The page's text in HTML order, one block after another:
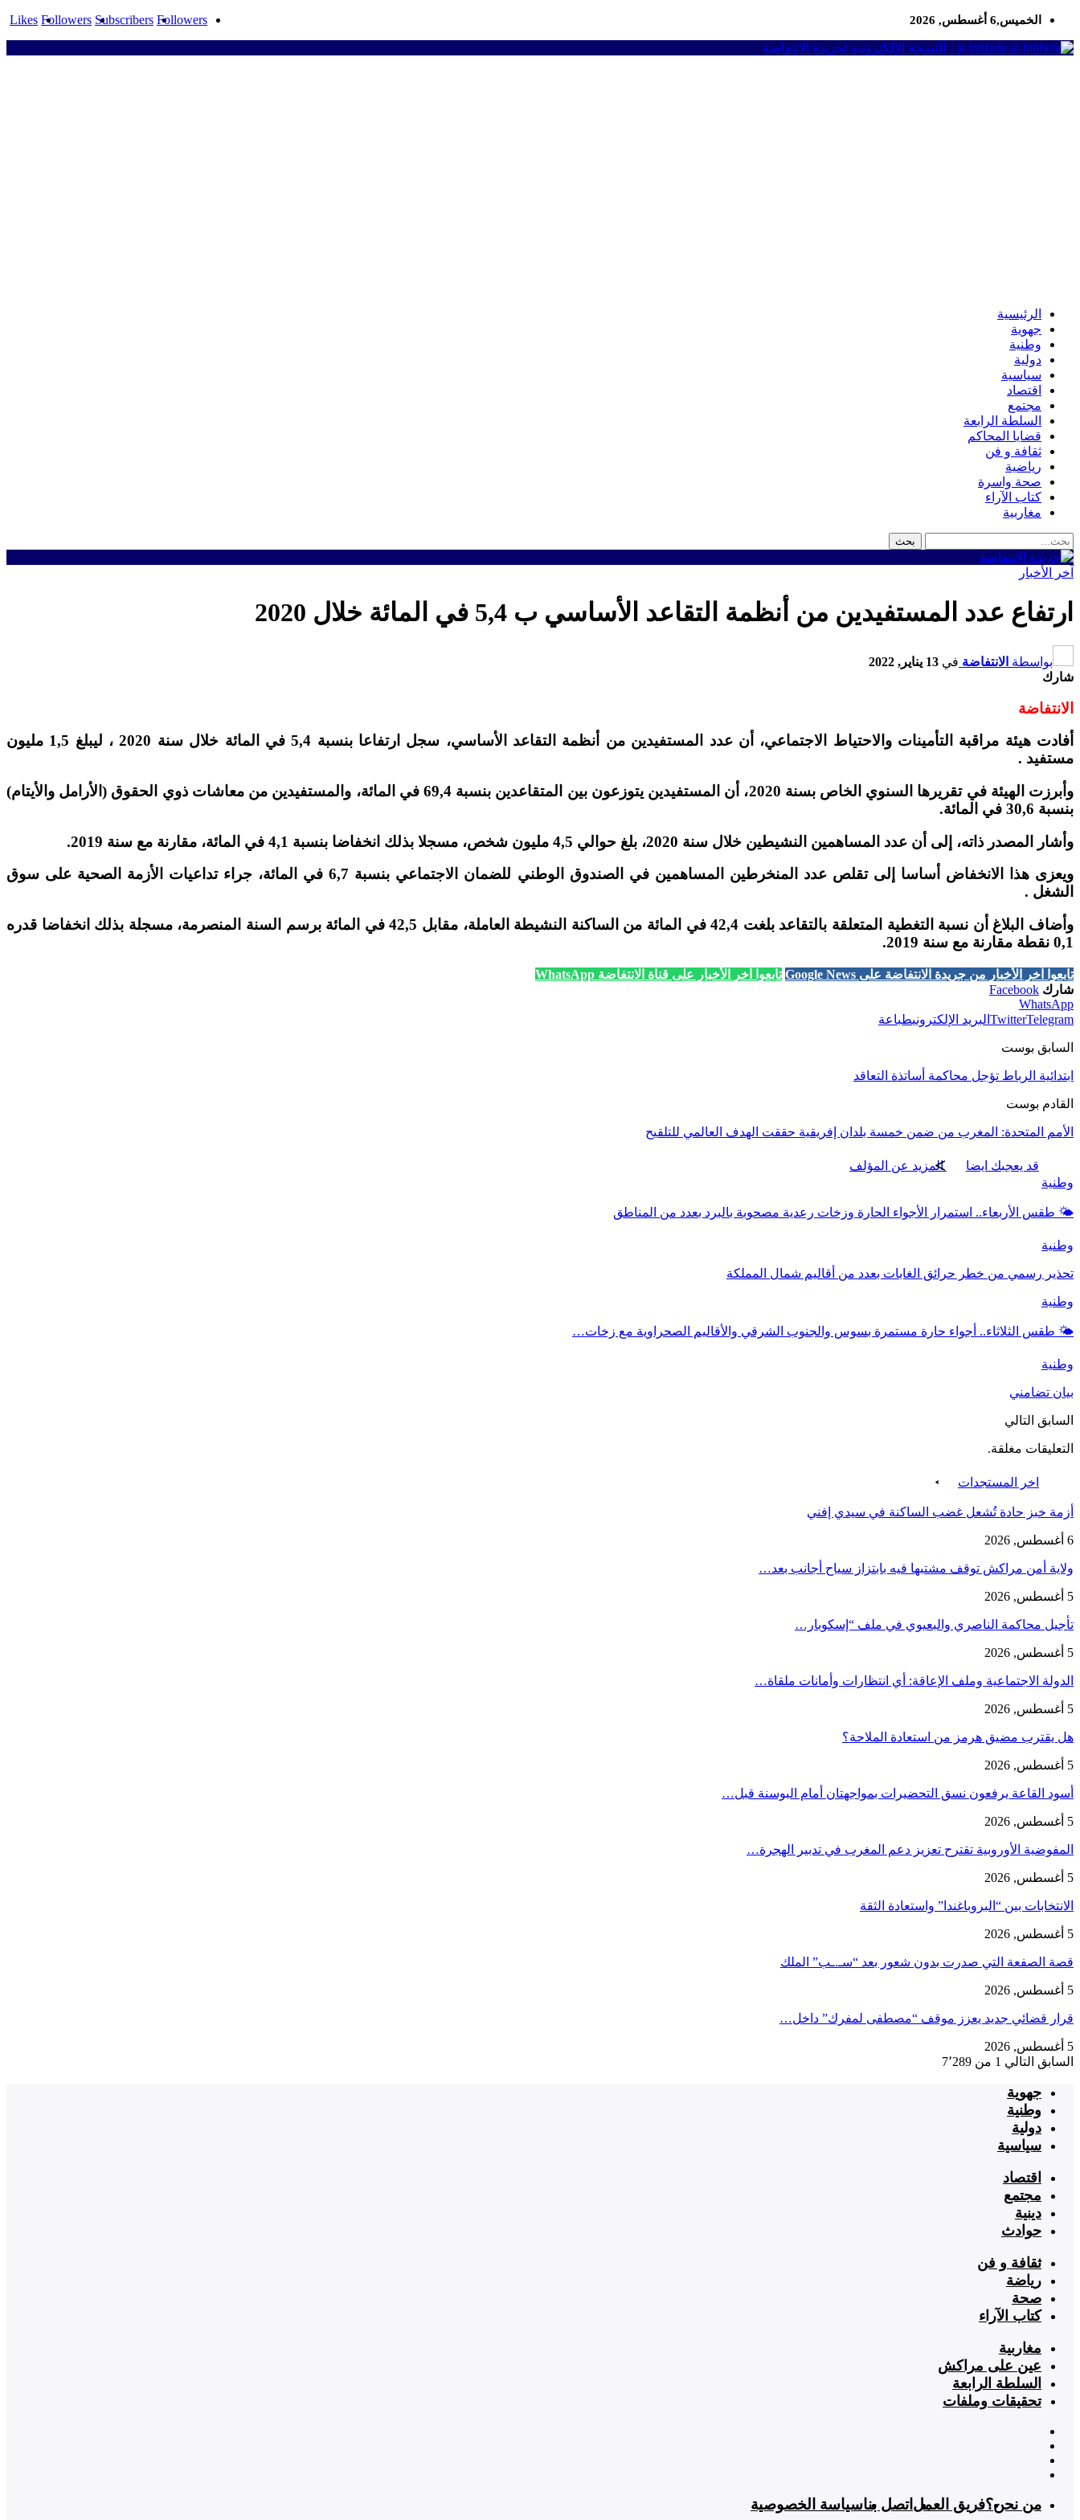
Likes Followers Subscribers Followers الخميس,6 أغسطس, 2026
al-intifada - النسخة الإلكترونية لجريدة الانتفاضة
الرئيسية
جهوية
وطنية
دولية
سياسية
اقتصاد
مجتمع
السلطة الرابعة
قضايا المحاكم
ثقافة و فن
رياضية
صحة واسرة
كتاب الآراء
مغاربية
آخر الأخبار
ارتفاع عدد المستفيدين من أنظمة التقاعد الأساسي ب 5,4 في المائة خلال 2020
بواسطة الانتفاضة في 13 يناير, 2022
شارك
الانتفاضة
أفادت هيئة مراقبة التأمينات والاحتياط الاجتماعي، أن عدد المستفيدين من أنظمة التقاعد الأساسي، سجل ارتفاعا بنسبة 5,4 في المائة خلال سنة 2020 ، ليبلغ 1,5 مليون
مستفيد .
وأبرزت الهيئة في تقريرها السنوي الخاص بسنة 2020، أن المستفيدين يتوزعون بين المتقاعدين بنسبة 69,4 في المائة، والمستفيدين من معاشات ذوي الحقوق (الأرامل والأيتام)
بنسبة 30,6 في المائة.
وأشار المصدر ذاته، إلى أن عدد المساهمين النشيطين خلال سنة 2020، بلغ حوالي 4,5 مليون شخص، مسجلا بذلك انخفاضا بنسبة 4,1 في المائة، مقارنة مع سنة 2019.
ويعزى هذا الانخفاض أساسا إلى تقلص عدد المنخرطين المساهمين في الصندوق الوطني للضمان الاجتماعي بنسبة 6,7 في المائة، جراء تداعيات الأزمة الصحية على سوق
الشغل .
وأضاف البلاغ أن نسبة التغطية المتعلقة بالتقاعد بلغت 42,4 في المائة من الساكنة النشيطة العاملة، مقابل 42,5 في المائة برسم السنة المنصرمة، مسجلة بذلك انخفاضا قدره
0,1 نقطة مقارنة مع سنة 2019.
تابعوا آخر الأخبار من جريدة الانتفاضة على Google News
تابعوا آخر الأخبار على قناة الانتفاضة WhatsApp
شارك Facebook
WhatsApp
TwitterTelegram البريد الإلكترونيطباعة
السابق بوست
ابتدائية الرباط تؤجل محاكمة أساتذة التعاقد
القادم بوست
الأمم المتحدة: المغرب من ضمن خمسة بلدان إفريقية حققت الهدف العالمي للتلقيح
قد يعجبك ايضا
المزيد عن المؤلف
وطنية
🌤️ طقس الأربعاء.. استمرار الأجواء الحارة وزخات رعدية مصحوبة بالبرد بعدد من المناطق
وطنية
تحذير رسمي من خطر حرائق الغابات بعدد من أقاليم شمال المملكة
وطنية
🌤️ طقس الثلاثاء.. أجواء حارة مستمرة بسوس والجنوب الشرقي والأقاليم الصحراوية مع زخات…
وطنية
بيان تضامني
السابق التالي
التعليقات مغلقة.
اخر المستجدات
أزمة خبز حادة تُشعل غضب الساكنة في سيدي إفني
6 أغسطس, 2026
ولاية أمن مراكش توقف مشتبها فيه بابتزاز سياح أجانب بعد…
5 أغسطس, 2026
تأجيل محاكمة الناصري والبعيوي في ملف “إسكوبار…
5 أغسطس, 2026
الدولة الاجتماعية وملف الإعاقة: أي انتظارات وأمانات ملقاة…
5 أغسطس, 2026
هل يقترب مضيق هرمز من استعادة الملاحة؟
5 أغسطس, 2026
أسود القاعة يرفعون نسق التحضيرات بمواجهتان أمام البوسنة قبل…
5 أغسطس, 2026
المفوضية الأوروبية تقترح تعزيز دعم المغرب في تدبير الهجرة…
5 أغسطس, 2026
الانتخابات بين “البروباغندا” واستعادة الثقة
5 أغسطس, 2026
قصة الصفعة التي صدرت بدون شعور بعد “سـ.ـب” الملك
5 أغسطس, 2026
قرار قضائي جديد يعزز موقف “مصطفى لمفرك” داخل…
5 أغسطس, 2026
السابق التالي 1 من 7٬289
جهوية
وطنية
دولية
سياسية
اقتصاد
مجتمع
دينية
حوادث
ثقافة و فن
رياضة
صحة
كتاب الآراء
مغاربية
عين على مراكش
السلطة الرابعة
تحقيقات وملفات
من نحن؟فريق العمل اتصل بناسياسة الخصوصية